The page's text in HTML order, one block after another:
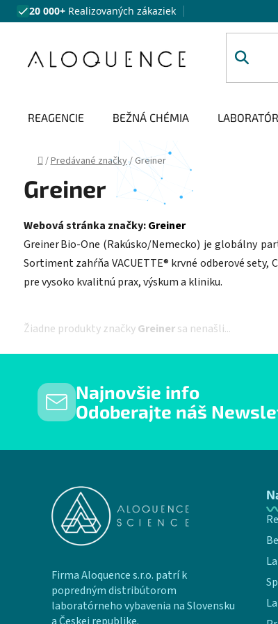
Prejsť na obsah
20 000+ Realizovaných zákaziek
REAGENCIE BEŽNÁ CHÉMIA
Domov
/Predávané značky/Greiner
Greiner
Webová stránka značky:Greiner
Greiner Bio‑One (Rakúsko/Nemecko) je globálny
Sortiment zahŕňa VACUETTE® krvné odberové
pre vysoko kvalitnú prax, výskum a kliniku.
Žiadne produkty značkyGreinersa nenašli...
Najnovšie info
Odoberajte náš
Firma Aloquence s.r.o. patrí k
popredným distribútorom
laboratórneho vybavenia na Slovensku